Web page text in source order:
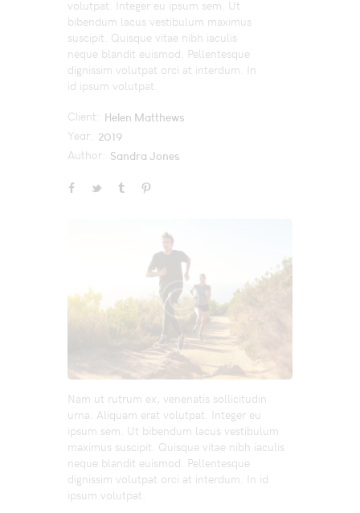
volutpat. Integer eu ipsum sem. Ut
bibendum lacus vestibulum maximus
suscipit. Quisque vitae nibh iaculis
neque blandit euismod. Pellentesque
dignissim volutpat orci at interdum. In
id ipsum volutpat.
Client: Helen Matthews
Year: 2019
Author: Sandra Jones
Nam ut rutrum ex, venenatis sollicitudin
urna. Aliquam erat volutpat. Integer eu
ipsum sem. Ut bibendum lacus vestibulum
maximus suscipit. Quisque vitae nibh iaculis
neque blandit euismod. Pellentesque
dignissim volutpat orci at interdum. In id
ipsum volutpat.